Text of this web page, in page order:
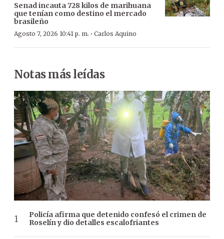
Senad incauta 728 kilos de marihuana
que tenían como destino el mercado
brasileño
Agosto 7, 2026 10:41 p. m. · Carlos Aquino
Notas más leídas
Policía afirma que detenido confesó el crimen de
Roselín y dio detalles escalofriantes